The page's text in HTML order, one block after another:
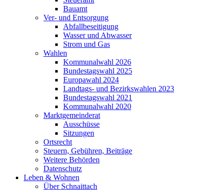
Bauamt
Ver- und Entsorgung
Abfallbeseitigung
Wasser und Abwasser
Strom und Gas
Wahlen
Kommunalwahl 2026
Bundestagswahl 2025
Europawahl 2024
Landtags- und Bezirkswahlen 2023
Bundestagswahl 2021
Kommunalwahl 2020
Marktgemeinderat
Ausschüsse
Sitzungen
Ortsrecht
Steuern, Gebühren, Beiträge
Weitere Behörden
Datenschutz
Leben & Wohnen
Über Schnaittach